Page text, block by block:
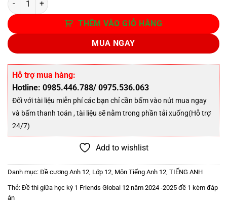
THÊM VÀO GIỎ HÀNG
MUA NGAY
Hỗ trợ mua hàng:
Hotline: 0985.446.788/ 0975.536.063
Đối với tài liệu miễn phí các bạn chỉ cần bấm vào nút mua ngay
và bấm thanh toán , tài liệu sẽ nằm trong phần tải xuống(Hỗ trợ
24/7)
Add to wishlist
Danh mục: Đề cương Anh 12 Lớp 12 Môn Tiếng Anh 12 TIẾNG ANH
Thẻ: Đề thi giữa học kỳ 1 Friends Global 12 năm 2024 -2025 đề 1 kèm đáp
án